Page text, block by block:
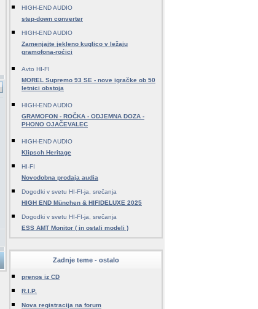
HIGH-END AUDIO
step-down converter
HIGH-END AUDIO
Zamenjajte jekleno kuglico v ležaju
gramofona-roćici
Avto HI-FI
MOREL Supremo 93 SE - nove igračke ob 50
letnici obstoja
HIGH-END AUDIO
GRAMOFON - ROČKA - ODJEMNA DOZA -
PHONO OJAČEVALEC
HIGH-END AUDIO
Klipsch Heritage
HI-FI
Novodobna prodaja audia
Dogodki v svetu HI-FI-ja, srečanja
HIGH END München & HIFIDELUXE 2025
Dogodki v svetu HI-FI-ja, srečanja
ESS AMT Monitor ( in ostali modeli )
Zadnje teme - ostalo
prenos iz CD
R.I.P.
Nova registracija na forum